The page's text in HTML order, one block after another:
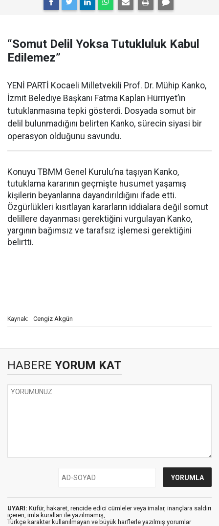
“Somut Delil Yoksa Tutukluluk Kabul
Edilemez”
YENİ PARTİ Kocaeli Milletvekili Prof. Dr. Mühip Kanko,
İzmit Belediye Başkanı Fatma Kaplan Hürriyet’in
tutuklanmasına tepki gösterdi. Dosyada somut bir
delil bulunmadığını belirten Kanko, sürecin siyasi bir
operasyon olduğunu savundu.
Konuyu TBMM Genel Kurulu’na taşıyan Kanko,
tutuklama kararının geçmişte husumet yaşamış
kişilerin beyanlarına dayandırıldığını ifade etti.
Özgürlükleri kısıtlayan kararların iddialara değil somut
delillere dayanması gerektiğini vurgulayan Kanko,
yargının bağımsız ve tarafsız işlemesi gerektiğini
belirtti.
Kaynak: Cengiz Akgün
HABERE YORUM KAT
UYARI: Küfür, hakaret, rencide edici cümleler veya imalar, inançlara saldırı
içeren, imla kuralları ile yazılmamış,
Türkçe karakter kullanılmayan ve büyük harflerle yazılmış yorumlar